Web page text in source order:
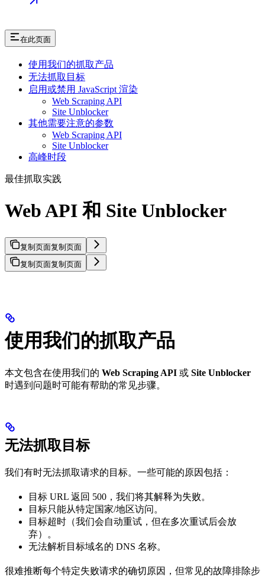
在此页面
使用我们的抓取产品
无法抓取目标
启用或禁用 JavaScript 渲染
Web Scraping API
Site Unblocker
其他需要注意的参数
Web Scraping API
Site Unblocker
高峰时段
最佳抓取实践
Web API 和 Site Unblocker
复制页面复制页面
复制页面复制页面
使用我们的抓取产品
本文包含在使用我们的 Web Scraping API 或 Site Unblocker
时遇到问题时可能有帮助的常见步骤。
无法抓取目标
我们有时无法抓取请求的目标。一些可能的原因包括：
目标 URL 返回 500，我们将其解释为失败。
目标只能从特定国家/地区访问。
目标超时（我们会自动重试，但在多次重试后会放
弃）。
无法解析目标域名的 DNS 名称。
很难推断每个特定失败请求的确切原因，但常见的故障排除步